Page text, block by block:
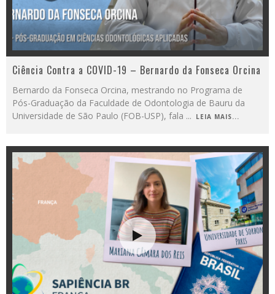
Ciência Contra a COVID-19 – Bernardo da Fonseca Orcina
Bernardo da Fonseca Orcina, mestrando no Programa de
Pós-Graduação da Faculdade de Odontologia de Bauru da
Universidade de São Paulo (FOB-USP), fala ... LEIA MAIS...